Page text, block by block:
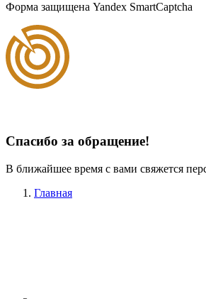
Форма защищена Yandex SmartCaptcha
Спасибо за обращение!
В ближайшее время с вами свяжется
Главная